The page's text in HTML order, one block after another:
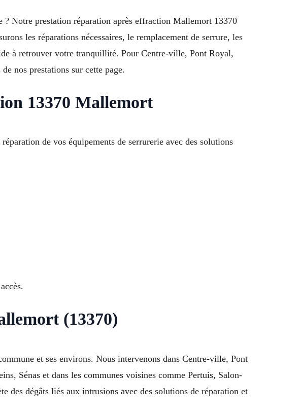
Notre prestation réparation après effraction Mallemort 13370
les réparations nécessaires, le remplacement de serrure, les
à retrouver votre tranquillité. Pour Centre-ville, Pont Royal,
nos prestations sur cette page.
13370 Mallemort
de vos équipements de serrurerie avec des solutions
(13370)
et ses environs. Nous intervenons dans Centre-ville, Pont
Sénas et dans les communes voisines comme Pertuis, Salon-
des dégâts liés aux intrusions avec des solutions de réparation et